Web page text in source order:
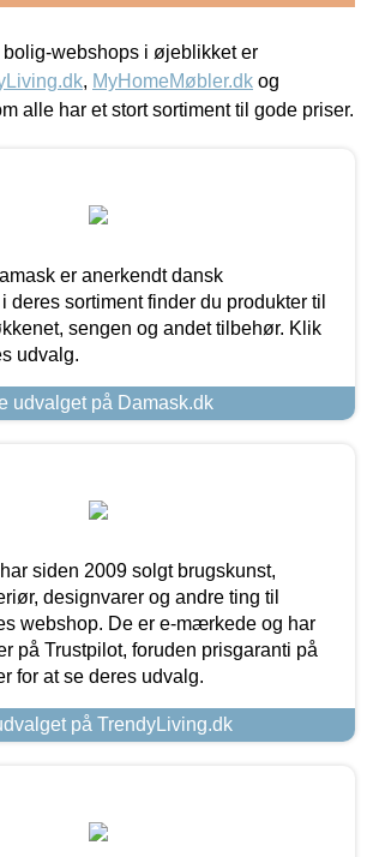
webshops i øjeblikket er
, MyHomeMøbler.dk og
alle har et stort sortiment til gode priser.
er anerkendt dansk
deres sortiment finder du produkter til
sengen og andet tilbehør. Klik
udvalg.
udvalget på Damask.dk
siden 2009 solgt brugskunst,
designvarer og andre ting til
webshop. De er e-mærkede og har
på Trustpilot, foruden prisgaranti på
for at se deres udvalg.
på TrendyLiving.dk